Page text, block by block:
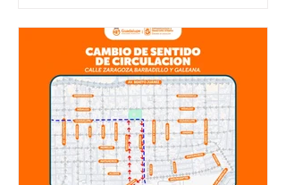
material de acero y mármol traslúcido,
con capacidad para hasta 6 urnas, con
iluminación cálida, un espacio
innovador y privacidad entre los nichos.
Ante la necesidad de las familias de
Guadal